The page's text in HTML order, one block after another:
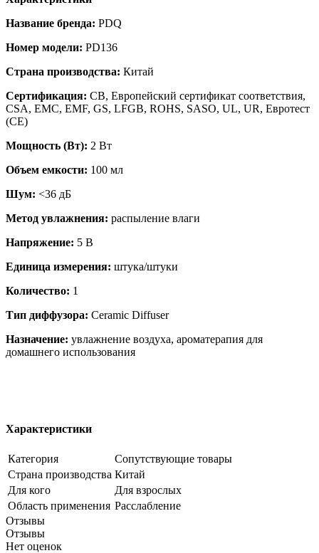
Название бренда: PDQ
Номер модели: PD136
Страна производства: Китай
Сертификация: CB, Европейский сертификат соответствия,
CSA, EMC, EMF, GS, LFGB, ROHS, SASO, UL, UR, Евротест
(СЕ)
Мощность (Вт): 2 Вт
Объем емкости: 100 мл
Шум: <36 дБ
Метод увлажнения: распыление влаги
Напряжение: 5 В
Единица измерения: штука/штуки
Количество: 1
Тип диффузора: Ceramic Diffuser
Назначение: увлажнение воздуха, ароматерапия для
домашнего использования
Характеристики
Категория
Сопутствующие товары
Страна производства Китай
Для кого
Для взрослых
Область применения Расслабление
Отзывы
Отзывы
Нет оценок